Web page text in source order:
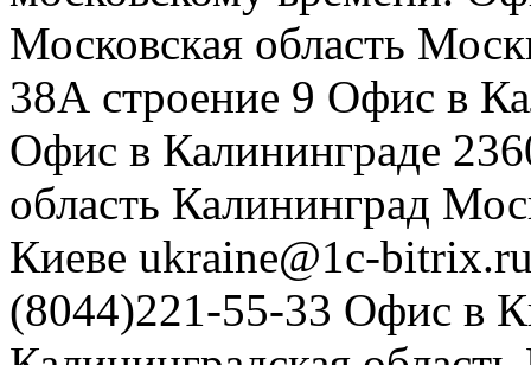
Московская область
38А строение 9 Офис в
Офис в Калининграде
область Калининград
Киеве ukraine@1c-
(8044)221-55-33 Офис в